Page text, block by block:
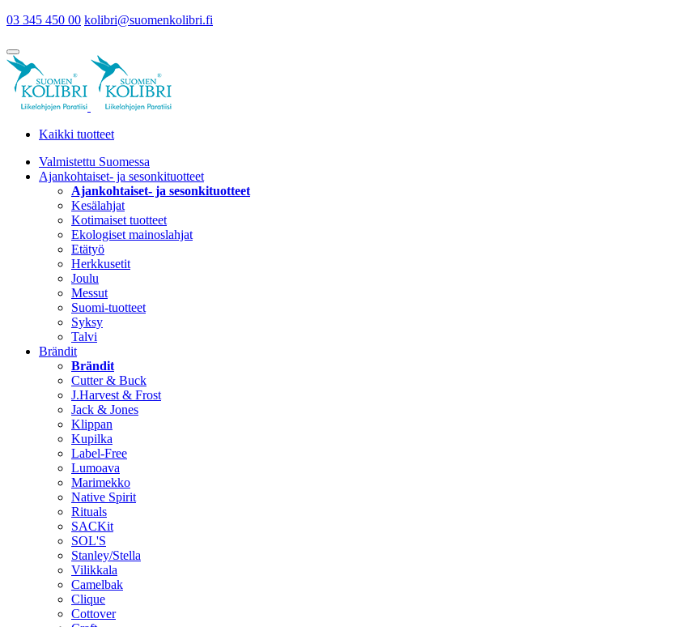
03 345 450 00 kolibri@suomenkolibri.fi
Kaikki tuotteet
Valmistettu Suomessa
Ajankohtaiset- ja sesonkituotteet
Ajankohtaiset- ja sesonkituotteet
Kesälahjat
Kotimaiset tuotteet
Ekologiset mainoslahjat
Etätyö
Herkkusetit
Joulu
Messut
Suomi-tuotteet
Syksy
Talvi
Brändit
Brändit
Cutter & Buck
J.Harvest & Frost
Jack & Jones
Klippan
Kupilka
Label-Free
Lumoava
Marimekko
Native Spirit
Rituals
SACKit
SOL'S
Stanley/Stella
Vilikkala
Camelbak
Clique
Cottover